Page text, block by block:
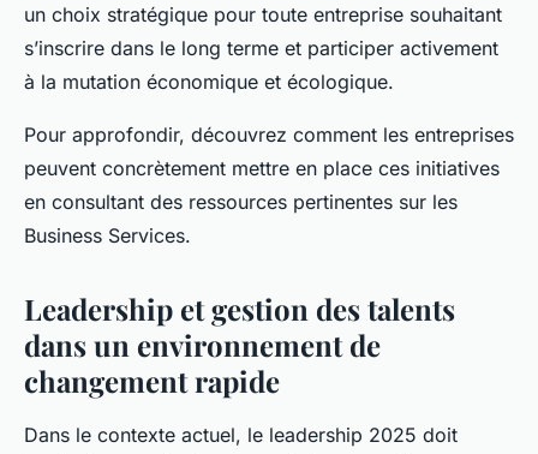
un choix stratégique pour toute entreprise souhaitant
s’inscrire dans le long terme et participer activement
à la mutation économique et écologique.
Pour approfondir, découvrez comment les entreprises
peuvent concrètement mettre en place ces initiatives
en consultant des ressources pertinentes sur les
Business Services.
Leadership et gestion des talents
dans un environnement de
changement rapide
Dans le contexte actuel, le leadership 2025 doit